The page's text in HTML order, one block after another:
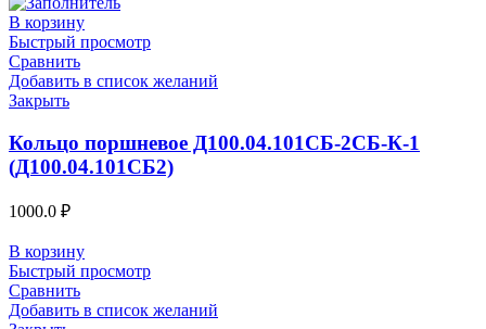
В корзину
Быстрый просмотр
Сравнить
Добавить в список желаний
Закрыть
Кольцо поршневое Д100.04.101СБ-2СБ-К-1
(Д100.04.101СБ2)
1000.0 ₽
В корзину
Быстрый просмотр
Сравнить
Добавить в список желаний